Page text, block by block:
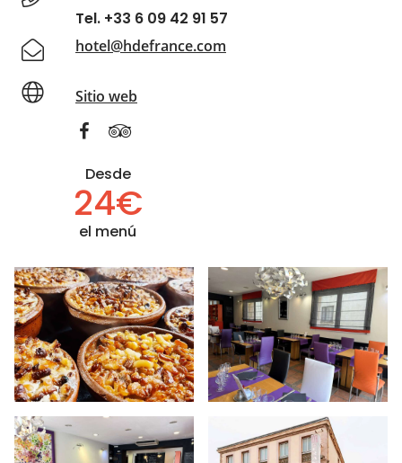
Tel. +33 6 09 42 91 57
hotel@hdefrance.com
Sitio web
Desde
24€
el menú